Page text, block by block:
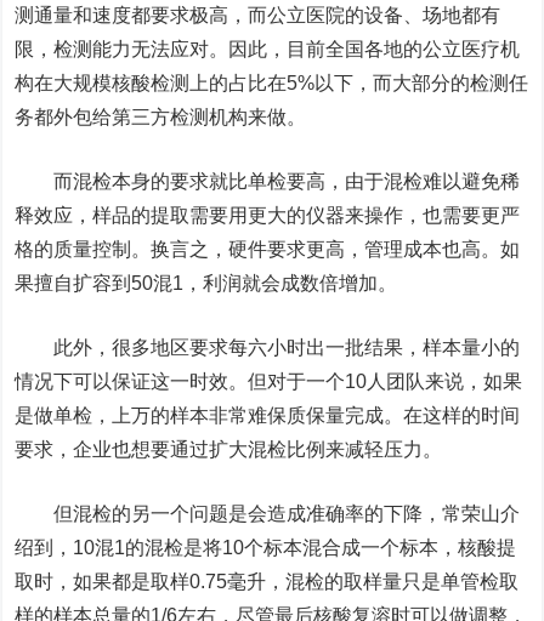
测通量和速度都要求极高，而公立医院的设备、场地都有
限，检测能力无法应对。因此，目前全国各地的公立医疗机
构在大规模核酸检测上的占比在5%以下，而大部分的检测任
务都外包给第三方检测机构来做。
而混检本身的要求就比单检要高，由于混检难以避免稀
释效应，样品的提取需要用更大的仪器来操作，也需要更严
格的质量控制。换言之，硬件要求更高，管理成本也高。如
果擅自扩容到50混1，利润就会成数倍增加。
此外，很多地区要求每六小时出一批结果，样本量小的
情况下可以保证这一时效。但对于一个10人团队来说，如果
是做单检，上万的样本非常难保质保量完成。在这样的时间
要求，企业也想要通过扩大混检比例来减轻压力。
但混检的另一个问题是会造成准确率的下降，常荣山介
绍到，10混1的混检是将10个标本混合成一个标本，核酸提
取时，如果都是取样0.75毫升，混检的取样量只是单管检取
样的样本总量的1/6左右，尽管最后核酸复溶时可以做调整，